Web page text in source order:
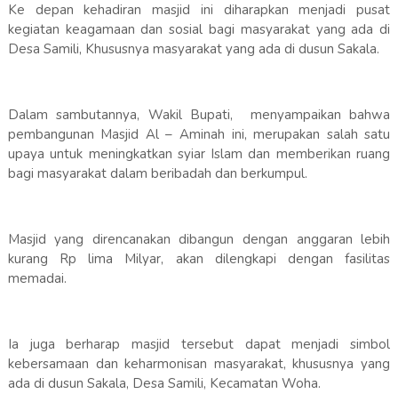
Ke depan kehadiran masjid ini diharapkan menjadi pusat
kegiatan keagamaan dan sosial bagi masyarakat yang ada di
Desa Samili, Khususnya masyarakat yang ada di dusun Sakala.
Dalam sambutannya, Wakil Bupati, menyampaikan bahwa
pembangunan Masjid Al – Aminah ini, merupakan salah satu
upaya untuk meningkatkan syiar Islam dan memberikan ruang
bagi masyarakat dalam beribadah dan berkumpul.
Masjid yang direncanakan dibangun dengan anggaran lebih
kurang Rp lima Milyar, akan dilengkapi dengan fasilitas
memadai.
Ia juga berharap masjid tersebut dapat menjadi simbol
kebersamaan dan keharmonisan masyarakat, khususnya yang
ada di dusun Sakala, Desa Samili, Kecamatan Woha.